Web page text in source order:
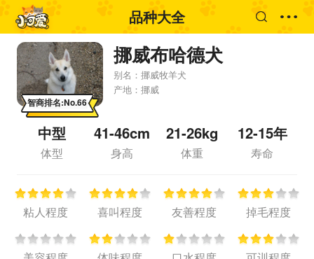
品种大全
智商排名:No.66
挪威布哈德犬
别名：挪威牧羊犬
产地：挪威
中型
体型
41-46cm
身高
21-26kg
体重
12-15年
寿命
粘人程度 喜叫程度 友善程度 掉毛程度